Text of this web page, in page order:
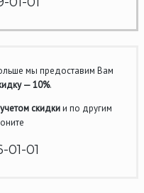
мы предоставим Вам
— 10%.
скидкии по другим
01-01